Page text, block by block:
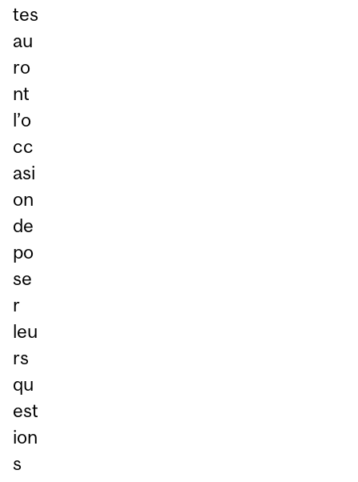
tes
au
ro
nt
l’o
cc
asi
on
de
po
se
r
leu
rs
qu
est
ion
s